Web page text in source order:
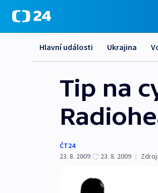
Hlavní události Ukrajina
Tip na
ČT24
23. 8. 2009
23. 8. 2009 | Zdroj: